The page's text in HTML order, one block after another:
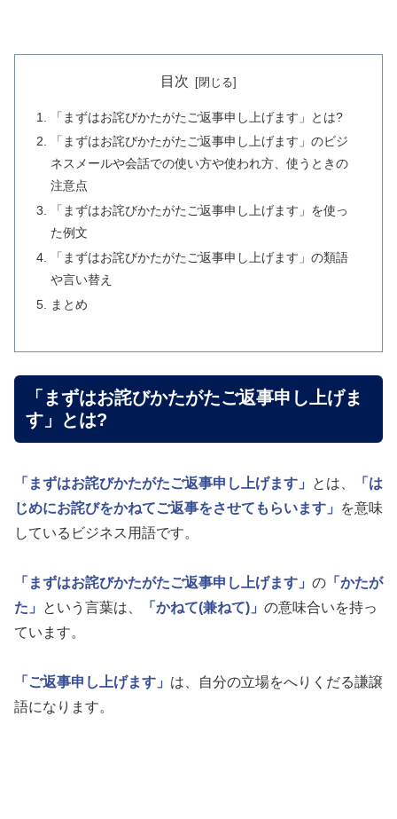
目次
「まずはお詫びかたがたご返事申し上げます」とは?
「まずはお詫びかたがたご返事申し上げます」のビジ
ネスメールや会話での使い方や使われ方、使うときの
注意点
「まずはお詫びかたがたご返事申し上げます」を使っ
た例文
「まずはお詫びかたがたご返事申し上げます」の類語
や言い替え
まとめ
「まずはお詫びかたがたご返事申し上げま
す」とは?
「まずはお詫びかたがたご返事申し上げます」 とは、
「は
じめにお詫びをかねてご返事をさせてもらいます」
を意味
しているビジネス用語です。
「まずはお詫びかたがたご返事申し上げます」 の 「かたが
た」
という言葉は、 「かねて(兼ねて)」 の意味合いを持っ
ています。
「ご返事申し上げます」 は、自分の立場をへりくだる謙譲
語になります。